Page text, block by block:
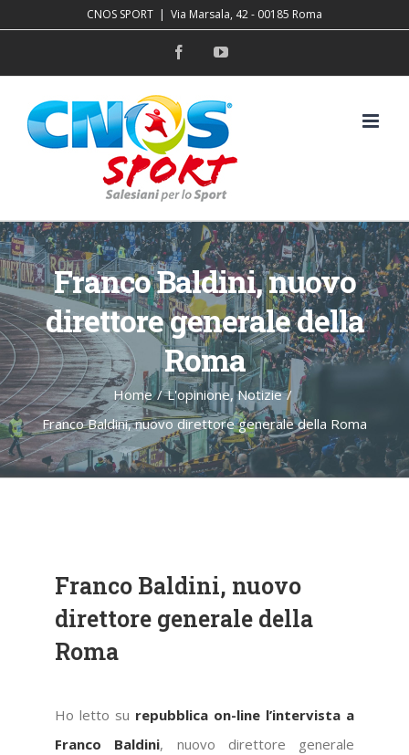
contenuto
CNOS SPORT | Via Marsala, 42 - 00185 Roma
FacebookYouTube
Franco Baldini, nuovo
direttore generale della
Roma
Home / L'opinione,Notizie /
Franco Baldini, nuovo direttore generale della Roma
Franco Baldini, nuovo
direttore generale della
Roma
Ho letto su repubblica on-line l’intervista a
Franco Baldini, nuovo direttore generale